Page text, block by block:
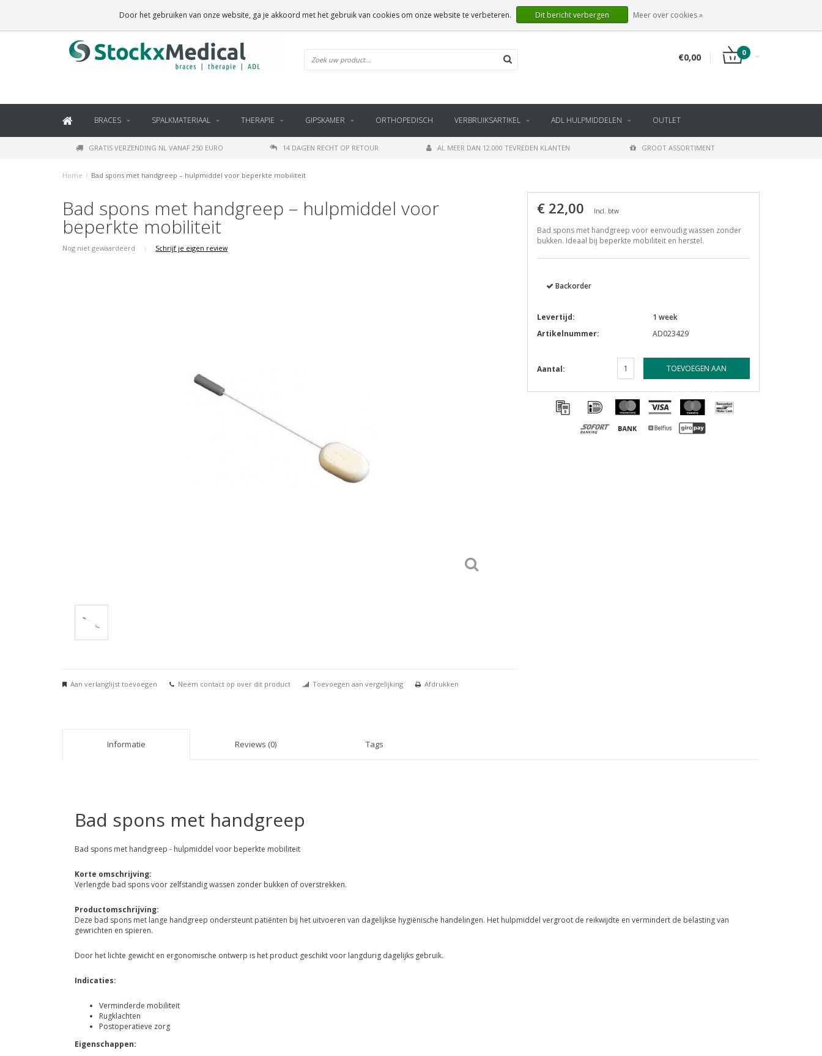
INLOGGEN
NL
€0,00 0
BRACES SPALKMATERIAAL THERAPIE GIPSKAMER ORTHOPEDISCH VERBRUIKSARTIKEL ADL HULPMIDDELEN OUTLET
GRATIS VERZENDING NL VANAF 250 EURO 14 DAGEN RECHT OP RETOUR AL MEER DAN 12.000 TEVREDEN KLANTEN GROOT ASSORTIMENT
Home / Bad spons met handgreep – hulpmiddel voor beperkte mobiliteit
Bad spons met handgreep – hulpmiddel voor
beperkte mobiliteit
Nog niet gewaardeerd | Schrijf je eigen review
Aan verlanglijst toevoegen Neem contact op over dit product Toevoegen aan vergelijking Afdrukken
€ 22,00 Incl. btw
Bad spons met handgreep voor eenvoudig wassen zonder
bukken. Ideaal bij beperkte mobiliteit en herstel.
Backorder
Levertijd:
1 week
Artikelnummer:
AD023429
Aantal: TOEVOEGEN AAN
WINKELWAGEN
Informatie Reviews (0) Tags
Bad spons met handgreep
Bad spons met handgreep - hulpmiddel voor beperkte mobiliteit
Korte omschrijving:
Verlengde bad spons voor zelfstandig wassen zonder bukken of overstrekken.
Productomschrijving:
Deze bad spons met lange handgreep ondersteunt patiënten bij het uitvoeren van dagelijkse hygiënische handelingen. Het hulpmiddel vergroot de reikwijdte en vermindert de belasting van
gewrichten en spieren.
Door het lichte gewicht en ergonomische ontwerp is het product geschikt voor langdurig dagelijks gebruik.
Indicaties:
Verminderde mobiliteit
Rugklachten
Postoperatieve zorg
Eigenschappen:
Door het gebruiken van onze website, ga je akkoord met het gebruik van cookies om onze website te verbeteren. Dit bericht verbergen Meer over cookies »